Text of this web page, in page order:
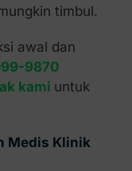
timbul.
awal dan
9870
kami untuk
Medis Klinik